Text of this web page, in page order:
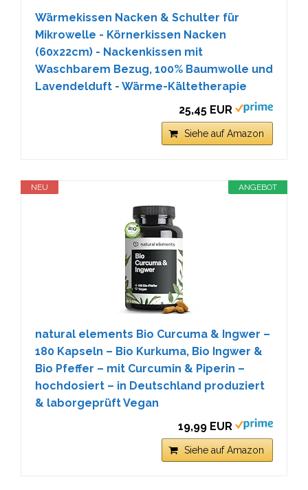
Wärmekissen Nacken & Schulter für
Mikrowelle - Körnerkissen Nacken
(60x22cm) - Nackenkissen mit
Waschbarem Bezug, 100% Baumwolle und
Lavendelduft - Wärme-Kältetherapie
25,45 EUR
Siehe auf Amazon
ANGEBOT
NEU
natural elements Bio Curcuma & Ingwer –
180 Kapseln – Bio Kurkuma, Bio Ingwer &
Bio Pfeffer – mit Curcumin & Piperin –
hochdosiert – in Deutschland produziert
& laborgeprüft Vegan
19,99 EUR
Siehe auf Amazon